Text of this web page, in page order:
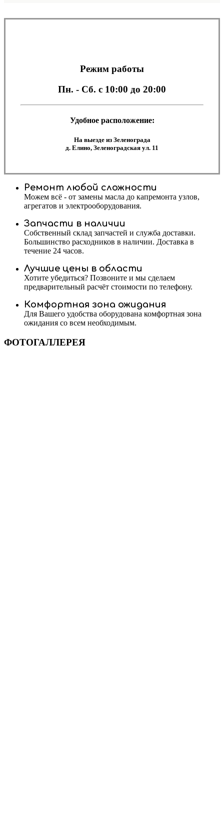
Режим работы
Пн. - Сб. с 10:00 до 20:00
Удобное расположение:
На выезде из Зеленограда
д. Елино, Зеленоградская ул. 11
Ремонт любой сложности
Можем всё - от замены масла до капремонта узлов,
агрегатов и электрооборудования.
Запчасти в наличии
Собственный склад запчастей и служба доставки.
Большинство расходников в наличии. Доставка в
течение 24 часов.
Лучшие цены в области
Хотите убедиться? Позвоните и мы сделаем
предварительный расчёт стоимости по телефону.
Комфортная зона ожидания
Для Вашего удобства оборудована комфортная зона
ожидания со всем необходимым.
ФОТОГАЛЛЕРЕЯ